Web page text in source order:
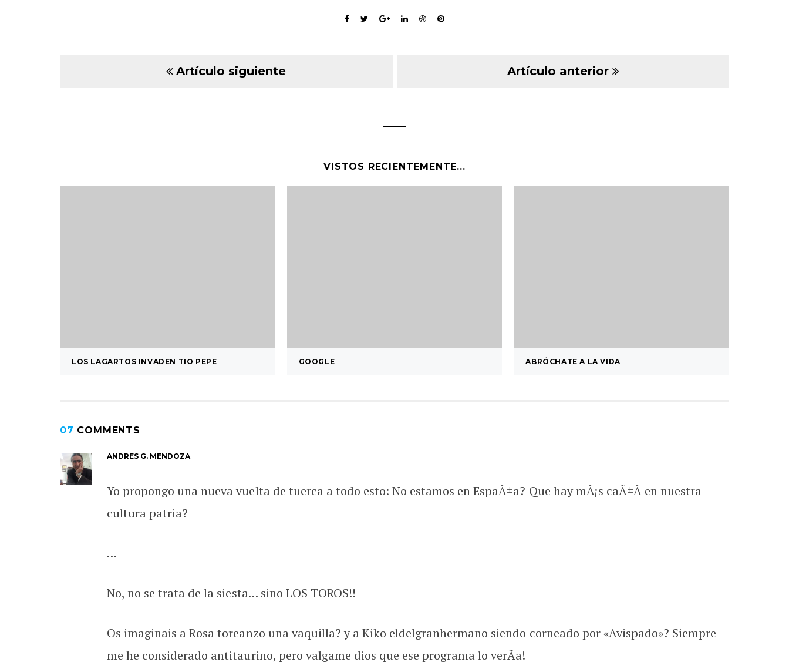
Artículo siguiente Artículo anterior
VISTOS RECIENTEMENTE...
LOS LAGARTOS INVADEN TIO PEPE GOOGLE ABRÓCHATE A LA VIDA
07 COMMENTS
ANDRES G. MENDOZA
Yo propongo una nueva vuelta de tuerca a todo esto: No estamos en EspaÃ±a? Que hay mÃ¡s caÃ±Ã­ en nuestra
cultura patria?
…
No, no se trata de la siesta… sino LOS TOROS!!
Os imaginais a Rosa toreanzo una vaquilla? y a Kiko eldelgranhermano siendo corneado por «Avispado»? Siempre
me he considerado antitaurino, pero valgame dios que ese programa lo verÃ­a!